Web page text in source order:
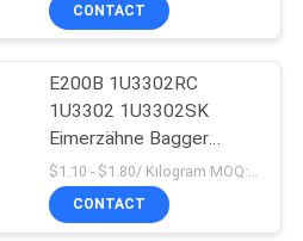
CONTACT
E200B 1U3302RC
1U3302 1U3302SK
Eimerzähne Bagger
Massenproduktion
CONTACT